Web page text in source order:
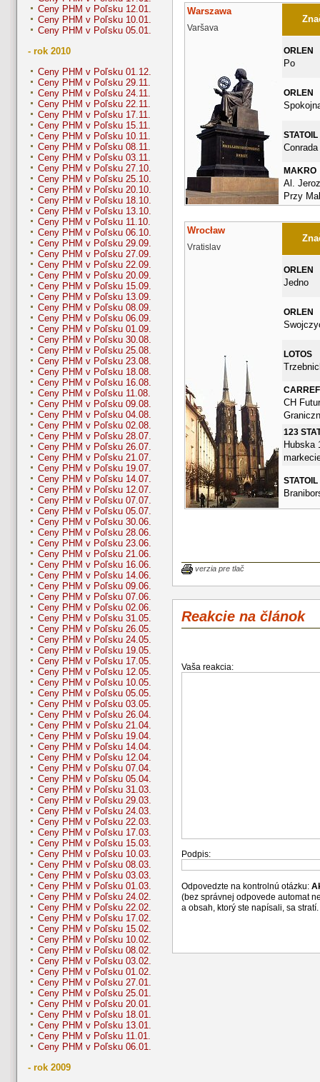
Ceny PHM v Poľsku 12.01.
Ceny PHM v Poľsku 10.01.
Ceny PHM v Poľsku 05.01.
- rok 2010
Ceny PHM v Poľsku 01.12.
Ceny PHM v Poľsku 29.11.
Ceny PHM v Poľsku 24.11.
Ceny PHM v Poľsku 22.11.
Ceny PHM v Poľsku 17.11.
Ceny PHM v Poľsku 15.11.
Ceny PHM v Poľsku 10.11.
Ceny PHM v Poľsku 08.11.
Ceny PHM v Poľsku 03.11.
Ceny PHM v Poľsku 27.10.
Ceny PHM v Poľsku 25.10.
Ceny PHM v Poľsku 20.10.
Ceny PHM v Poľsku 18.10.
Ceny PHM v Poľsku 13.10.
Ceny PHM v Poľsku 11.10.
Ceny PHM v Poľsku 06.10.
Ceny PHM v Poľsku 29.09.
Ceny PHM v Poľsku 27.09.
Ceny PHM v Poľsku 22.09.
Ceny PHM v Poľsku 20.09.
Ceny PHM v Poľsku 15.09.
Ceny PHM v Poľsku 13.09.
Ceny PHM v Poľsku 08.09.
Ceny PHM v Poľsku 06.09.
Ceny PHM v Poľsku 01.09.
Ceny PHM v Poľsku 30.08.
Ceny PHM v Poľsku 25.08.
Ceny PHM v Poľsku 23.08.
Ceny PHM v Poľsku 18.08.
Ceny PHM v Poľsku 16.08.
Ceny PHM v Poľsku 11.08.
Ceny PHM v Poľsku 09.08.
Ceny PHM v Poľsku 04.08.
Ceny PHM v Poľsku 02.08.
Ceny PHM v Poľsku 28.07.
Ceny PHM v Poľsku 26.07.
Ceny PHM v Poľsku 21.07.
Ceny PHM v Poľsku 19.07.
Ceny PHM v Poľsku 14.07.
Ceny PHM v Poľsku 12.07.
Ceny PHM v Poľsku 07.07.
Ceny PHM v Poľsku 05.07.
Ceny PHM v Poľsku 30.06.
Ceny PHM v Poľsku 28.06.
Ceny PHM v Poľsku 23.06.
Ceny PHM v Poľsku 21.06.
Ceny PHM v Poľsku 16.06.
Ceny PHM v Poľsku 14.06.
Ceny PHM v Poľsku 09.06.
Ceny PHM v Poľsku 07.06.
Ceny PHM v Poľsku 02.06.
Ceny PHM v Poľsku 31.05.
Ceny PHM v Poľsku 26.05.
Ceny PHM v Poľsku 24.05.
Ceny PHM v Poľsku 19.05.
Ceny PHM v Poľsku 17.05.
Ceny PHM v Poľsku 12.05.
Ceny PHM v Poľsku 10.05.
Ceny PHM v Poľsku 05.05.
Ceny PHM v Poľsku 03.05.
Ceny PHM v Poľsku 26.04.
Ceny PHM v Poľsku 21.04.
Ceny PHM v Poľsku 19.04.
Ceny PHM v Poľsku 14.04.
Ceny PHM v Poľsku 12.04.
Ceny PHM v Poľsku 07.04.
Ceny PHM v Poľsku 05.04.
Ceny PHM v Poľsku 31.03.
Ceny PHM v Poľsku 29.03.
Ceny PHM v Poľsku 24.03.
Ceny PHM v Poľsku 22.03.
Ceny PHM v Poľsku 17.03.
Ceny PHM v Poľsku 15.03.
Ceny PHM v Poľsku 10.03.
Ceny PHM v Poľsku 08.03.
Ceny PHM v Poľsku 03.03.
Ceny PHM v Poľsku 01.03.
Ceny PHM v Poľsku 24.02.
Ceny PHM v Poľsku 22.02.
Ceny PHM v Poľsku 17.02.
Ceny PHM v Poľsku 15.02.
Ceny PHM v Poľsku 10.02.
Ceny PHM v Poľsku 08.02.
Ceny PHM v Poľsku 03.02.
Ceny PHM v Poľsku 01.02.
Ceny PHM v Poľsku 27.01.
Ceny PHM v Poľsku 25.01.
Ceny PHM v Poľsku 20.01.
Ceny PHM v Poľsku 18.01.
Ceny PHM v Poľsku 13.01.
Ceny PHM v Poľsku 11.01.
Ceny PHM v Poľsku 06.01.
- rok 2009
Warszawa
Varšava
ORLEN
Po
ORLEN
STATOIL
Conrada
MAKRO
Al.
Przy
Wrocław
Vratislav
ORLEN
Jedno
ORLEN
LOTOS
CH
123
Hubska
STATOIL
verzia pre tlač
Reakcie na článok
Vaša reakcia:
Podpis:
Odpovedzte na kontrolnú otázku:
(bez správnej odpovede automat
a obsah, ktorý ste napísali, sa